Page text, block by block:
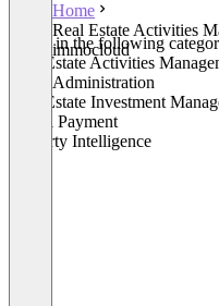
Home
Real Estate Activities
immocloud
Listed in the following
Real Estate Activities
Lease Administration
Real Estate Investment
Rental Payment
Property Intelligence